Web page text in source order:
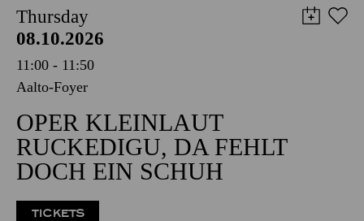
Thursday
08.10.2026
11:00 - 11:50
Aalto-Foyer
OPER KLEINLAUT
RUCKEDIGU, DA FEHLT
DOCH EIN SCHUH
TICKETS